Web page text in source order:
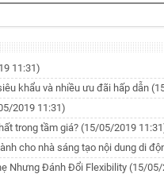
11:31)
khẩu và nhiều ưu đãi hấp dẫn
2019 11:31)
trong tầm giá? (15/05/2019
cho nhà sáng tạo nội dung di
Nhưng Đánh Đổi Flexibility(15/05/